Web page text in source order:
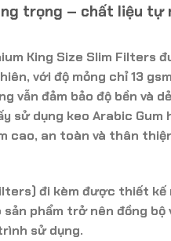
trọng – chất liệu tự
King Size Slim Filters
, với độ mỏng chỉ 13
vẫn đảm bảo độ bền và
sử dụng keo Arabic Gum
cao, an toàn và thân
đi kèm được thiết kế
phẩm trở nên đồng bộ
sử dụng.